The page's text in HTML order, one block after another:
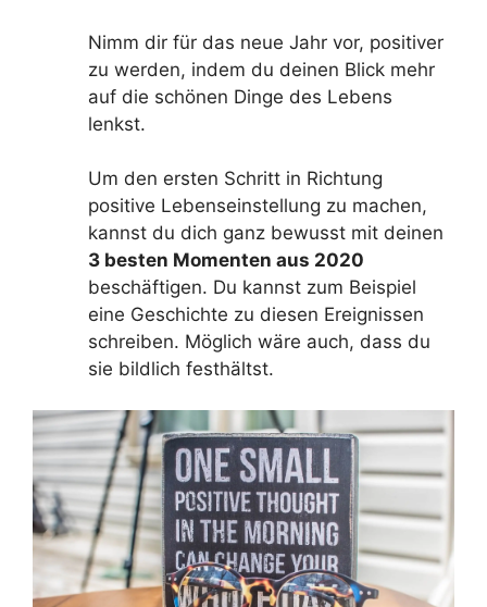
Nimm dir für das neue Jahr vor, positiver
zu werden, indem du deinen Blick mehr
auf die schönen Dinge des Lebens
lenkst.
Um den ersten Schritt in Richtung
positive Lebenseinstellung zu machen,
kannst du dich ganz bewusst mit deinen
3 besten Momenten aus 2020
beschäftigen. Du kannst zum Beispiel
eine Geschichte zu diesen Ereignissen
schreiben. Möglich wäre auch, dass du
sie bildlich festhältst.